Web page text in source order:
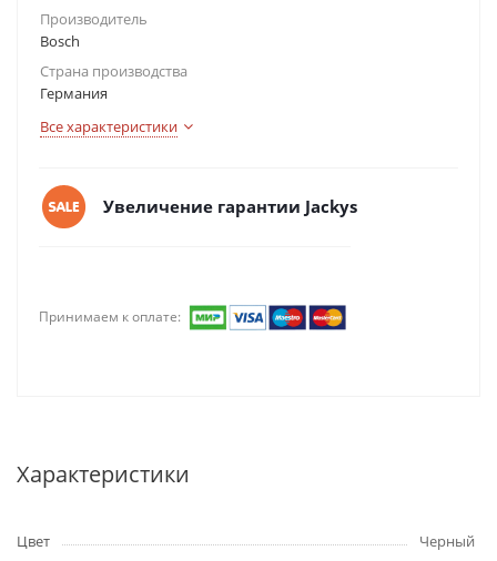
Производитель
Bosch
Страна производства
Германия
Все характеристики
Увеличение гарантии Jackys
Принимаем к оплате:
Характеристики
Цвет
Черный